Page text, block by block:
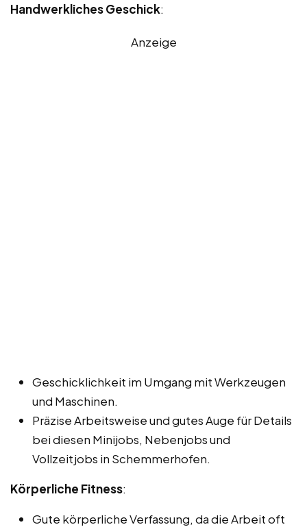
Handwerkliches Geschick:
Anzeige
Geschicklichkeit im Umgang mit Werkzeugen
und Maschinen.
Präzise Arbeitsweise und gutes Auge für Details
bei diesen Minijobs, Nebenjobs und
Vollzeitjobs in Schemmerhofen.
Körperliche Fitness:
Gute körperliche Verfassung, da die Arbeit oft